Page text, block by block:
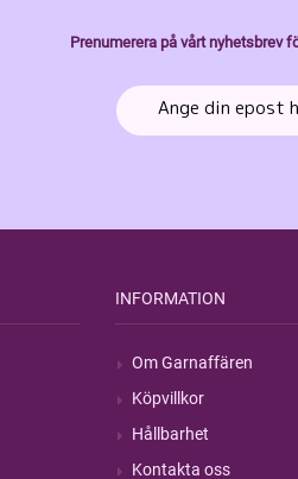
Prenumerera på vårt nyhetsbrev
INFORMATION
Om Garnaffären
Köpvillkor
Hållbarhet
Kontakta oss